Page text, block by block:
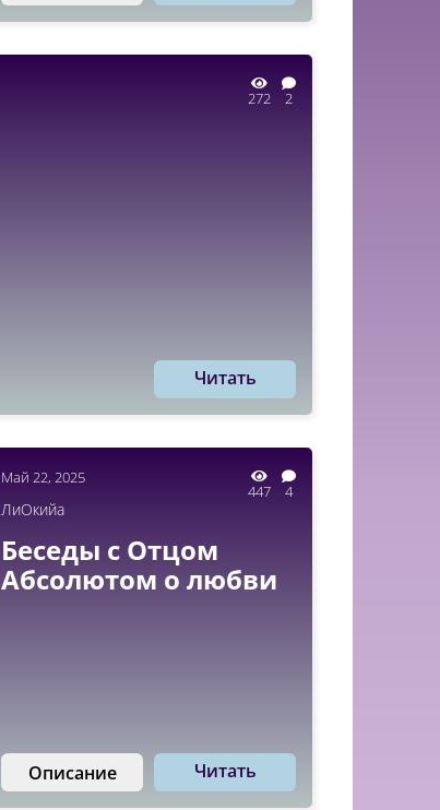
272 2
Читать
Май 22, 2025
447 4
ЛиОкийа
Беседы с Отцом
Абсолютом о любви
Описание Читать